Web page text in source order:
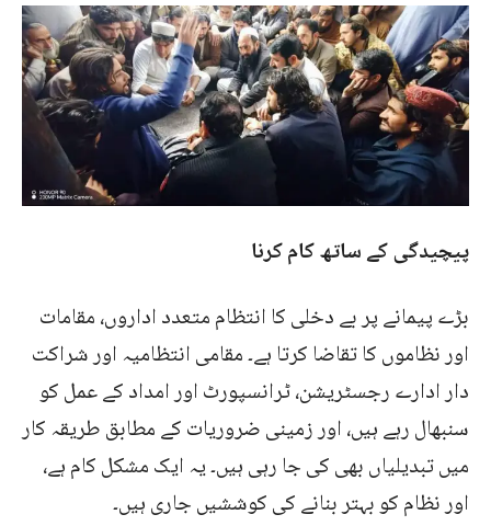
پیچیدگی کے ساتھ کام کرنا
بڑے پیمانے پر بے دخلی کا انتظام متعدد اداروں، مقامات
اور نظاموں کا تقاضا کرتا ہے۔ مقامی انتظامیہ اور شراکت
دار ادارے رجسٹریشن، ٹرانسپورٹ اور امداد کے عمل کو
سنبھال رہے ہیں، اور زمینی ضروریات کے مطابق طریقہ کار
میں تبدیلیاں بھی کی جا رہی ہیں۔ یہ ایک مشکل کام ہے،
اور نظام کو بہتر بنانے کی کوششیں جاری ہیں۔